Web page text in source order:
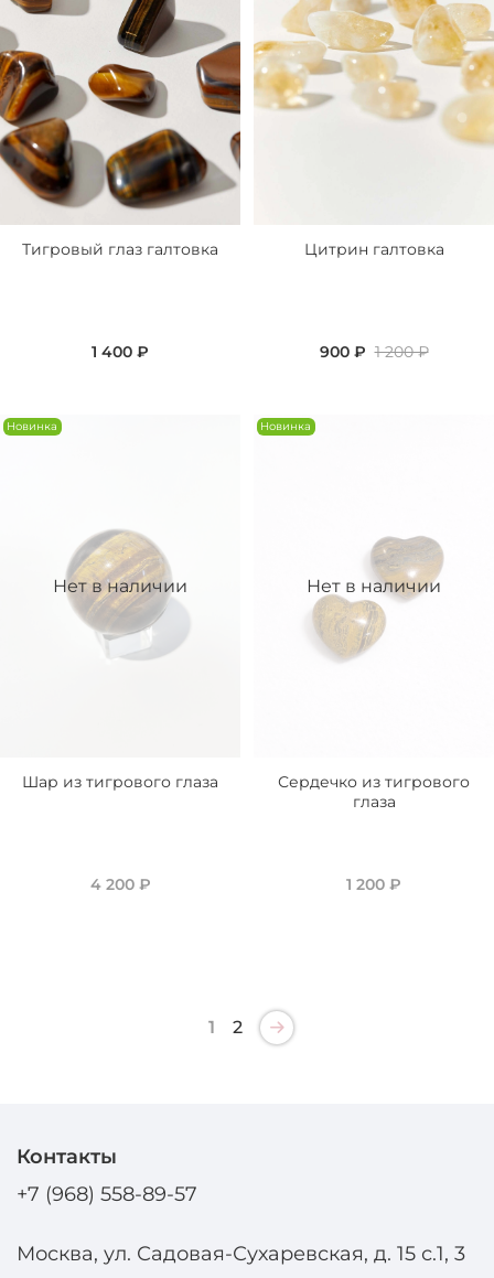
Тигровый глаз галтовка
1 400 ₽
Цитрин галтовка
900 ₽ 1 200 ₽
Нет в наличии
Новинка
Шар из тигрового глаза
4 200 ₽
Нет в наличии
Новинка
Сердечко из тигрового
глаза
1 200 ₽
1 2
Контакты
+7 (968) 558-89-57
Москва, ул. Садовая-Сухаревская, д. 15 с.1, 3